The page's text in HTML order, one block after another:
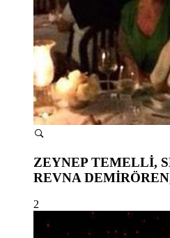
ZEYNEP TEMELLİ,
REVNA
2